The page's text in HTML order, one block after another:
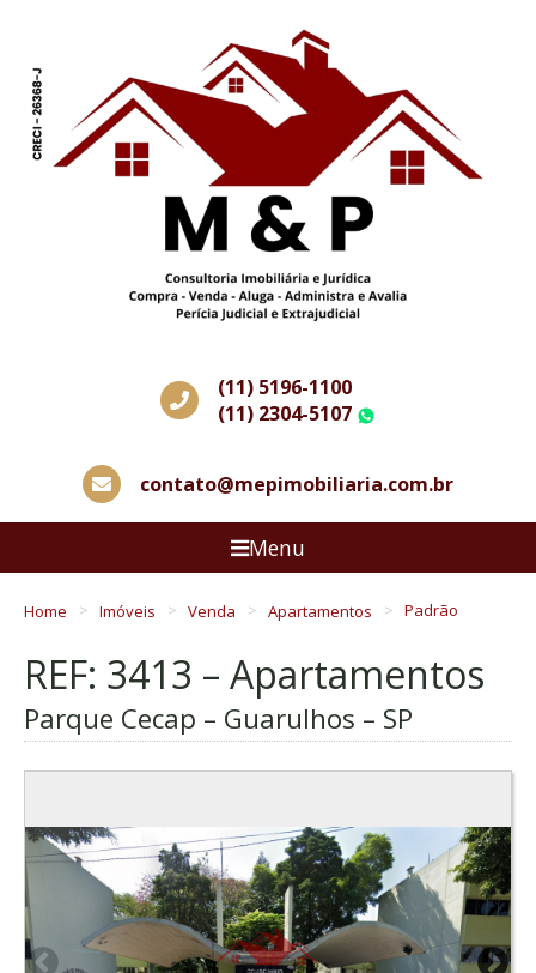
(11) 5196-1100
(11) 2304-5107
contato@mepimobiliaria.com.br
Menu
Home Imóveis Venda Apartamentos Padrão
REF: 3413 – Apartamentos
Parque Cecap – Guarulhos – SP